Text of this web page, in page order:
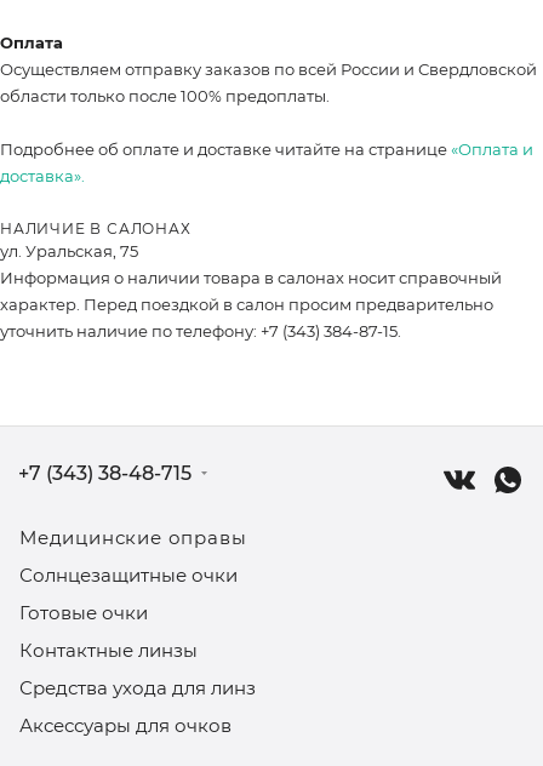
Оплата
Осуществляем отправку заказов по всей России и Свердловской
области только после 100% предоплаты.
Подробнее об оплате и доставке читайте на странице«Оплата и
доставка».
НАЛИЧИЕ В САЛОНАХ
ул. Уральская, 75
Информация о наличии товара в салонах носит справочный
характер. Перед поездкой в салон просим предварительно
уточнить наличие по телефону: +7 (343) 384-87-15.
Медицинские оправы
Солнцезащитные очки
Готовые очки
Контактные линзы
Средства ухода для линз
Аксессуары для очков
+7 (343) 38-48-715